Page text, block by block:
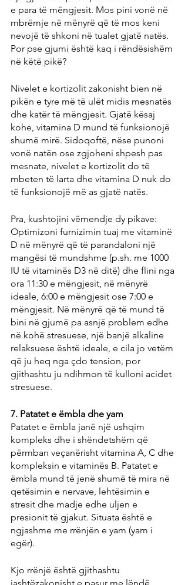
e para të mëngjesit. Mos pini vonë në
mbrëmje në mënyrë që të mos keni
nevojë të shkoni në tualet gjatë natës.
Por pse gjumi është kaq i rëndësishëm
në këtë pikë?
Nivelet e kortizolit zakonisht bien në
pikën e tyre më të ulët midis mesnatës
dhe katër të mëngjesit. Gjatë kësaj
kohe, vitamina D mund të funksionojë
shumë mirë. Sidoqoftë, nëse punoni
vonë natën ose zgjoheni shpesh pas
mesnate, nivelet e kortizolit do të
mbeten të larta dhe vitamina D nuk do
të funksionojë më as gjatë natës.
Pra, kushtojini vëmendje dy pikave:
Optimizoni furnizimin tuaj me vitaminë
D në mënyrë që të parandaloni një
mangësi të mundshme (p.sh. me 1000
IU të vitaminës D3 në ditë) dhe flini nga
ora 11:30 e mëngjesit, në mënyrë
ideale, 6:00 e mëngjesit ose 7:00 e
mëngjesit. Në mënyrë që të mund të
bini në gjumë pa asnjë problem edhe
në kohë stresuese, një banjë alkaline
relaksuese është ideale, e cila jo vetëm
që ju heq nga çdo tension, por
gjithashtu ju ndihmon të kulloni acidet
stresuese.
7. Patatet e ëmbla dhe yam
Patatet e ëmbla janë një ushqim
kompleks dhe i shëndetshëm që
përmban veçanërisht vitamina A, C dhe
kompleksin e vitaminës B. Patatet e
ëmbla mund të jenë shumë të mira në
qetësimin e nervave, lehtësimin e
stresit dhe madje edhe uljen e
presionit të gjakut. Situata është e
ngjashme me rrënjën e yam (yam i
egër).
Kjo rrënjë është gjithashtu